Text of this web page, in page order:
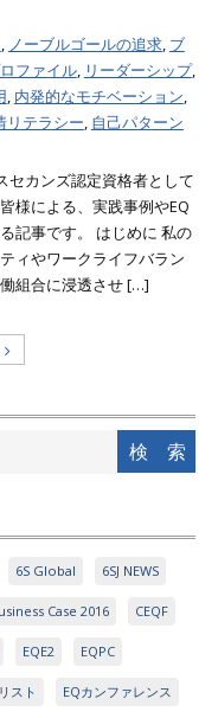
, ノーブルゴールの追求, ブ
ファイル, リーダーシップ,
, 内発的なモチベーション,
リテラシー, 自己パターン
セカンズ認定資格者として
様による、実践事例やEQ
記事です。 はじめに 私の
ィやワークライフバラン
組合に浸透させ […]
6S Global 6SJ NEWS
Case 2016 CEQF
EQE2 EQPC
スト EQカンファレンス